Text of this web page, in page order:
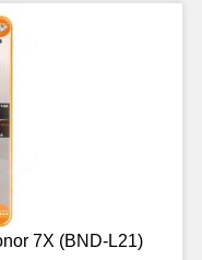
7X (BND-L21)